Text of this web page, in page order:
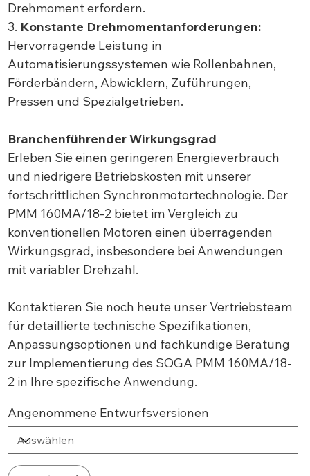
Drehmoment erfordern.
3. Konstante Drehmomentanforderungen:
Hervorragende Leistung in
Automatisierungssystemen wie Rollenbahnen,
Förderbändern, Abwicklern, Zuführungen,
Pressen und Spezialgetrieben.
Branchenführender Wirkungsgrad
Erleben Sie einen geringeren Energieverbrauch
und niedrigere Betriebskosten mit unserer
fortschrittlichen Synchronmotortechnologie. Der
PMM 160MA/18-2 bietet im Vergleich zu
konventionellen Motoren einen überragenden
Wirkungsgrad, insbesondere bei Anwendungen
mit variabler Drehzahl.
Kontaktieren Sie noch heute unser Vertriebsteam
für detaillierte technische Spezifikationen,
Anpassungsoptionen und fachkundige Beratung
zur Implementierung des SOGA PMM 160MA/18-
2 in Ihre spezifische Anwendung.
Angenommene Entwurfsversionen